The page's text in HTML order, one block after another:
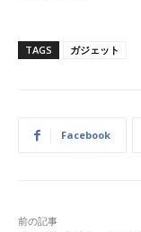
TAGS ガジェット
Facebook
前の記事